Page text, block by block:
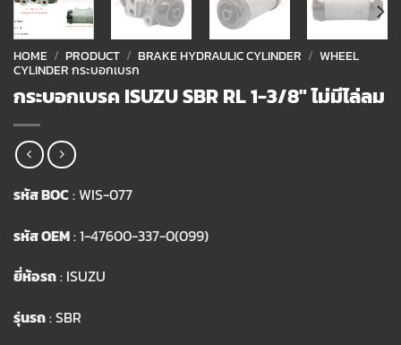
HOME / PRODUCT / BRAKE HYDRAULIC CYLINDER / WHEEL
CYLINDER กระบอกเบรก
กระบอกเบรค ISUZU SBR RL 1-3/8″ ไม่มีไล่ลม
รหัส BOC: WIS-077
รหัส OEM: 1-47600-337-0(099)
ยี่ห้อรถ: ISUZU
รุ่นรถ: SBR